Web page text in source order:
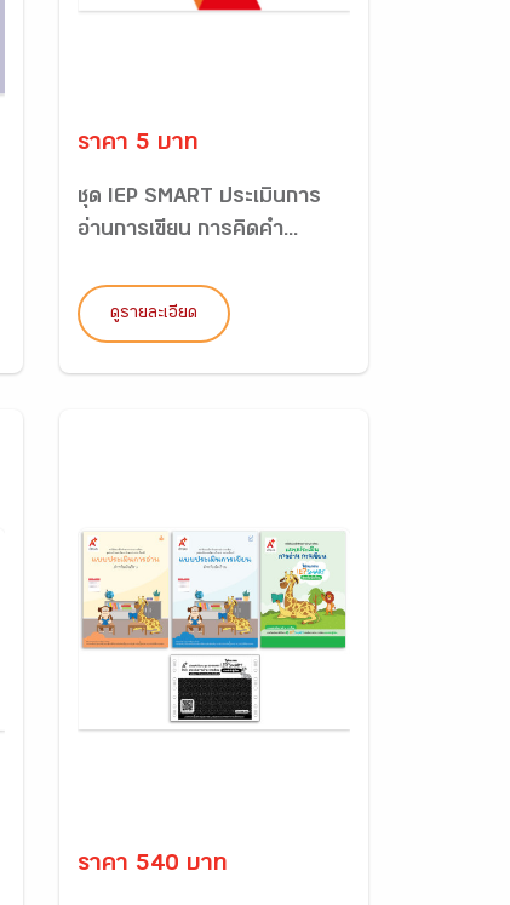
ราคา 5 บาท
ชุด IEP SMART ประเมินการ
อ่านการเขียน การคิดคำ...
ดูรายละเอียด
ราคา 540 บาท